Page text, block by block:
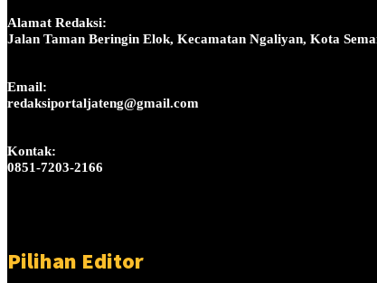
Alamat Redaksi:
Jalan Taman Beringin Elok, Kecamatan Ngaliyan, Kota
Email:
redaksiportaljateng@gmail.com
Kontak:
0851-7203-2166
Pilihan Editor